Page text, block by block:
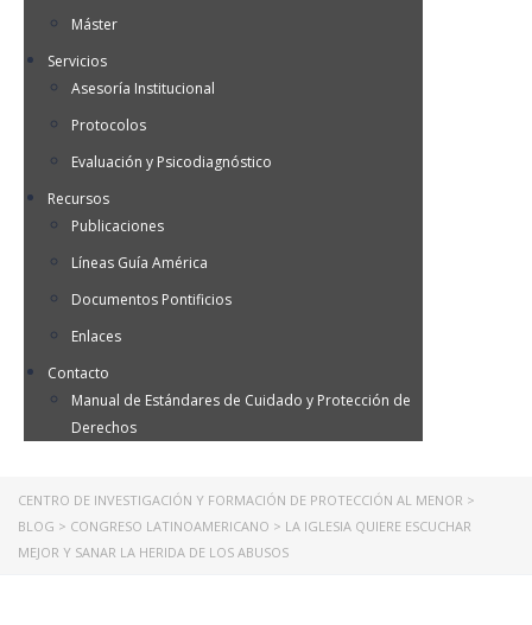
Máster
Servicios
Asesoría Institucional
Protocolos
Evaluación y Psicodiagnóstico
Recursos
Publicaciones
Líneas Guía América
Documentos Pontificios
Enlaces
Contacto
Manual de Estándares de Cuidado y Protección de
Derechos
CENTRO DE INVESTIGACIÓN Y FORMACIÓN DE PROTECCIÓN AL MENOR >
BLOG > CONGRESO LATINOAMERICANO > LA IGLESIA QUIERE ESCUCHAR
MEJOR Y SANAR LA HERIDA DE LOS ABUSOS